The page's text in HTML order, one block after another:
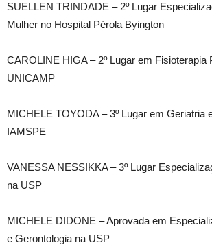
SUELLEN TRINDADE – 2º Lugar
Mulher no Hospital Pérola Byington
CAROLINE HIGA – 2º Lugar em Fisioterapia
UNICAMP
MICHELE TOYODA – 3º Lugar em Geriatria
IAMSPE
VANESSA NESSIKKA – 3º Lugar
na USP
MICHELE DIDONE – Aprovada em
e Gerontologia na USP